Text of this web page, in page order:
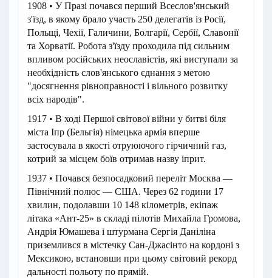
1908 • У Празі почався перший Всеслов'янський
з'їзд, в якому брало участь 250 делегатів із Росії,
Польщі, Чехії, Галичини, Болгарії, Сербії, Славонії
та Хорватії. Робота з'їзду проходила під сильним
впливом російських неославістів, які виступали за
необхідність слов'янського єднання з метою
"досягнення рівноправності і вільного розвитку
всіх народів".
1917 • В ході Першої світової війни у битві біля
міста Іпр (Бельгія) німецька армія вперше
застосувала в якості отруюючого гірчичний газ,
котрий за місцем боїв отримав назву іприт.
1937 • Почався безпосадковий переліт Москва —
Північний полюс — США. Через 62 години 17
хвилин, подолавши 10 148 кілометрів, екіпаж
літака «Ант-25» в складі пілотів Михайла Громова,
Андрія Юмашева і штурмана Сергія Даніліна
приземлився в містечку Сан-Джасінто на кордоні з
Мексикою, встановши при цьому світовий рекорд
дальності польоту по прямій.